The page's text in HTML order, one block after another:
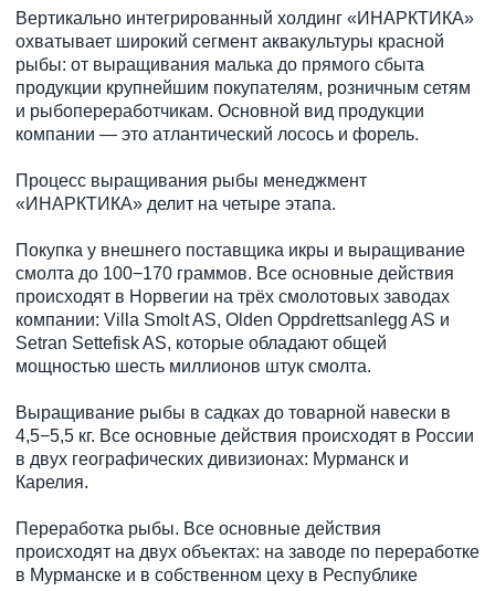
Вертикально интегрированный холдинг «ИНАРКТИКА»
охватывает широкий сегмент аквакультуры красной
рыбы: от выращивания малька до прямого сбыта
продукции крупнейшим покупателям, розничным сетям
и рыбопереработчикам. Основной вид продукции
компании — это атлантический лосось и форель.
Процесс выращивания рыбы менеджмент
«ИНАРКТИКА» делит на четыре этапа.
Покупка у внешнего поставщика икры и выращивание
смолта до 100−170 граммов. Все основные действия
происходят в Норвегии на трёх смолотовых заводах
компании: Villa Smolt AS, Olden Oppdrettsanlegg AS и
Setran Settefisk AS, которые обладают общей
мощностью шесть миллионов штук смолта.
Выращивание рыбы в садках до товарной навески в
4,5−5,5 кг. Все основные действия происходят в России
в двух географических дивизионах: Мурманск и
Карелия.
Переработка рыбы. Все основные действия
происходят на двух объектах: на заводе по переработке
в Мурманске и в собственном цеху в Республике